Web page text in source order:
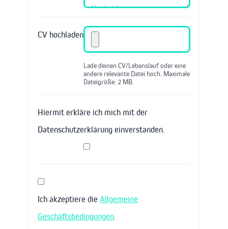
CV hochladen
Lade deinen CV/Lebenslauf oder eine
andere relevante Datei hoch. Maximale
Dateigröße: 2 MB.
Hiermit erkläre ich mich mit der
Datenschutzerklärung einverstanden.
Ich akzeptiere die Allgemeine
Geschäftsbedingungen